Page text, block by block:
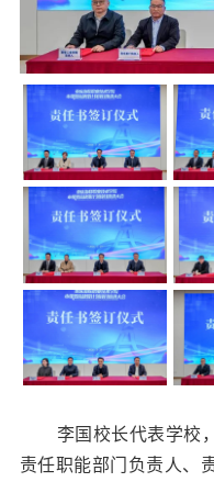
李国校长代表学校
责任职能部门负责人、